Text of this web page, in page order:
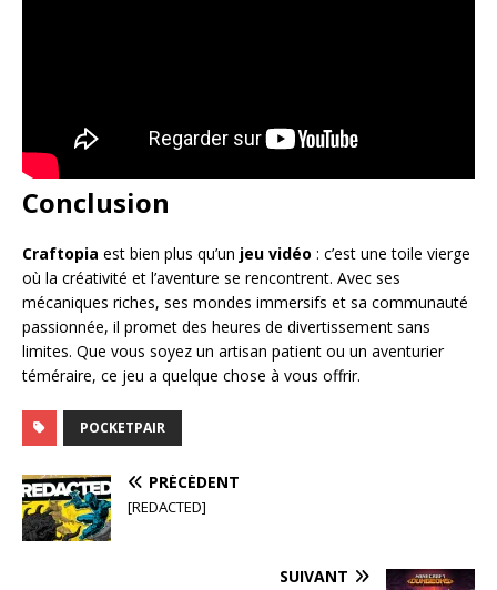
Conclusion
Craftopia est bien plus qu’un jeu vidéo : c’est une toile vierge
où la créativité et l’aventure se rencontrent. Avec ses
mécaniques riches, ses mondes immersifs et sa communauté
passionnée, il promet des heures de divertissement sans
limites. Que vous soyez un artisan patient ou un aventurier
téméraire, ce jeu a quelque chose à vous offrir.
POCKETPAIR
PRÉCÉDENT
[REDACTED]
SUIVANT